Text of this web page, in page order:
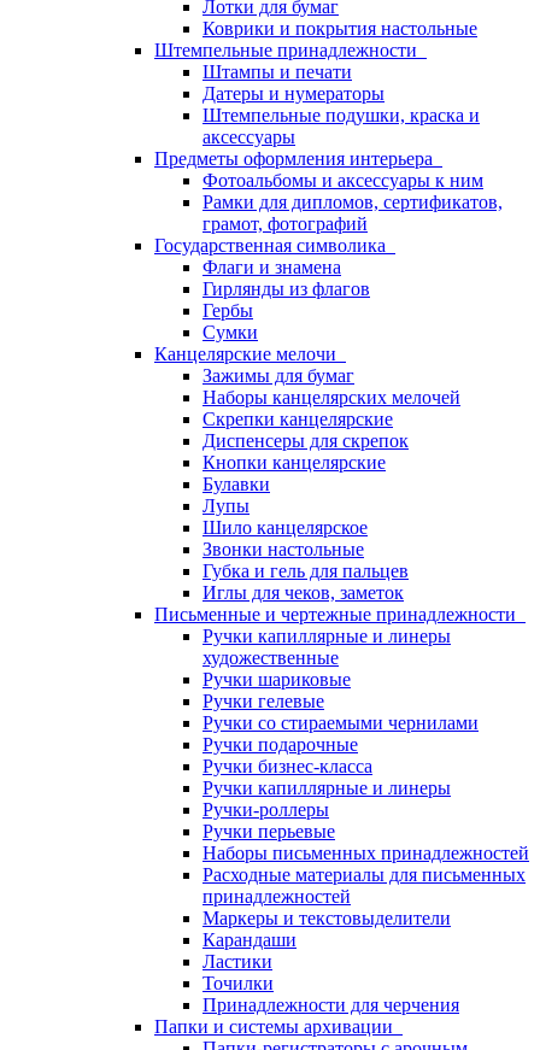
Лотки для бумаг
Коврики и покрытия настольные
Штемпельные принадлежности
Штампы и печати
Датеры и нумераторы
Штемпельные подушки, краска и
аксессуары
Предметы оформления интерьера
Фотоальбомы и аксессуары к ним
Рамки для дипломов, сертификатов,
грамот, фотографий
Государственная символика
Флаги и знамена
Гирлянды из флагов
Гербы
Сумки
Канцелярские мелочи
Зажимы для бумаг
Наборы канцелярских мелочей
Скрепки канцелярские
Диспенсеры для скрепок
Кнопки канцелярские
Булавки
Лупы
Шило канцелярское
Звонки настольные
Губка и гель для пальцев
Иглы для чеков, заметок
Письменные и чертежные принадлежности
Ручки капиллярные и линеры
художественные
Ручки шариковые
Ручки гелевые
Ручки со стираемыми чернилами
Ручки подарочные
Ручки бизнес-класса
Ручки капиллярные и линеры
Ручки-роллеры
Ручки перьевые
Наборы письменных принадлежностей
Расходные материалы для письменных
принадлежностей
Маркеры и текстовыделители
Карандаши
Ластики
Точилки
Принадлежности для черчения
Папки и системы архивации